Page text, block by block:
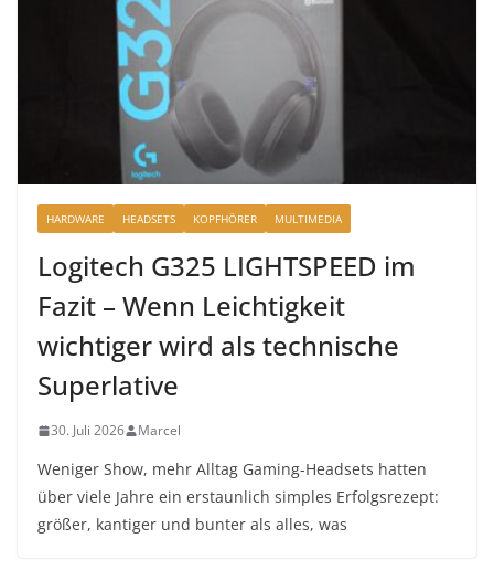
HARDWARE HEADSETS KOPFHÖRER MULTIMEDIA
Logitech G325 LIGHTSPEED im
Fazit – Wenn Leichtigkeit
wichtiger wird als technische
Superlative
30. Juli 2026 Marcel
Weniger Show, mehr Alltag Gaming-Headsets hatten
über viele Jahre ein erstaunlich simples Erfolgsrezept:
größer, kantiger und bunter als alles, was